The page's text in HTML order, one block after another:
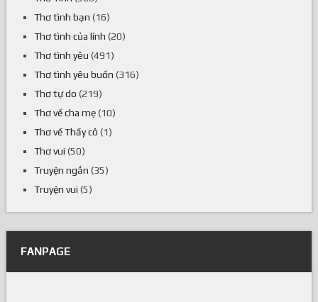
Thơ Tình (508)
Thơ tình bạn(16)
Thơ tình của lính(20)
Thơ tình yêu (491)
Thơ tình yêu buồn
Thơ tự do(219)
Thơ về cha mẹ(10)
Thơ về Thầy cô
Thơ vui (50)
Truyện ngắn(35)